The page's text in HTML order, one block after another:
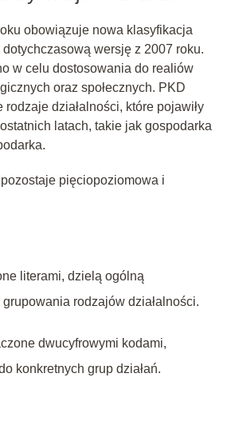
obowiązuje nowa klasyfikacja
dotychczasową wersję z 2007 roku.
w celu dostosowania do realiów
oraz społecznych. PKD
działalności, które pojawiły
latach, takie jak gospodarka
pięciopoziomowa i
literami, dzielą ogólną
rodzajów działalności.
dwucyfrowymi kodami,
konkretnych grup działań.